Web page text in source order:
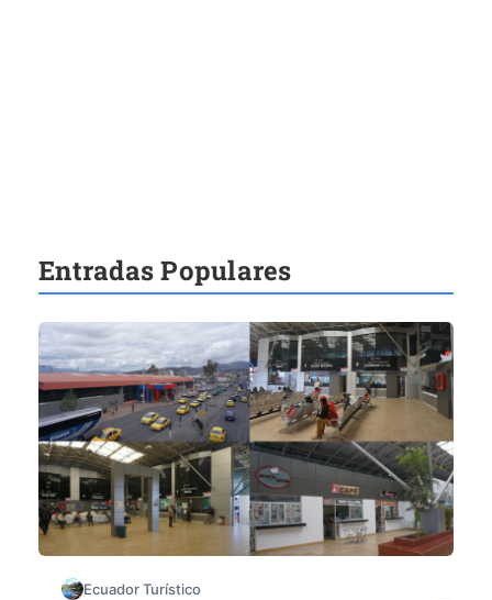
Entradas Populares
Ecuador Turístico